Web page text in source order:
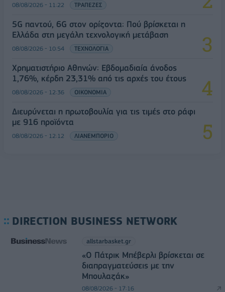
08/08/2026 - 11:22 ΤΡΑΠΕΖΕΣ
5G παντού, 6G στον ορίζοντα: Πού βρίσκεται η
Ελλάδα στη μεγάλη τεχνολογική μετάβαση
08/08/2026 - 10:54 ΤΕΧΝΟΛΟΓΙΑ
Χρηματιστήριο Αθηνών: Εβδομαδιαία άνοδος
1,76%, κέρδη 23,31% από τις αρχές του έτους
08/08/2026 - 12:36 ΟΙΚΟΝΟΜΙΑ
Διευρύνεται η πρωτοβουλία για τις τιμές στο ράφι
με 916 προϊόντα
08/08/2026 - 12:12 ΛΙΑΝΕΜΠΟΡΙΟ
DIRECTION BUSINESS NETWORK
allstarbasket.gr
«Ο Πάτρικ Μπέβερλι βρίσκεται σε
διαπραγματεύσεις με την
Μπουλαζάκ»
08/08/2026 - 17:16